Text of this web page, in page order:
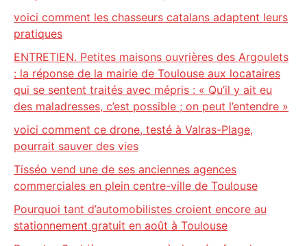
voici comment les chasseurs catalans adaptent leurs
pratiques
ENTRETIEN. Petites maisons ouvrières des Argoulets
: la réponse de la mairie de Toulouse aux locataires
qui se sentent traités avec mépris : « Qu’il y ait eu
des maladresses, c’est possible ; on peut l’entendre »
voici comment ce drone, testé à Valras-Plage,
pourrait sauver des vies
Tisséo vend une de ses anciennes agences
commerciales en plein centre-ville de Toulouse
Pourquoi tant d’automobilistes croient encore au
stationnement gratuit en août à Toulouse